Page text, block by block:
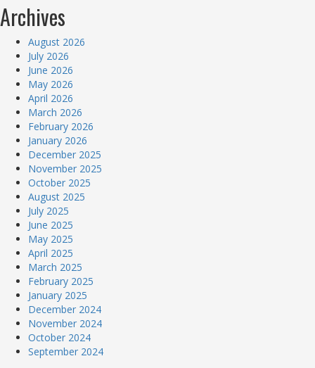
Archives
August 2026
July 2026
June 2026
May 2026
April 2026
March 2026
February 2026
January 2026
December 2025
November 2025
October 2025
August 2025
July 2025
June 2025
May 2025
April 2025
March 2025
February 2025
January 2025
December 2024
November 2024
October 2024
September 2024